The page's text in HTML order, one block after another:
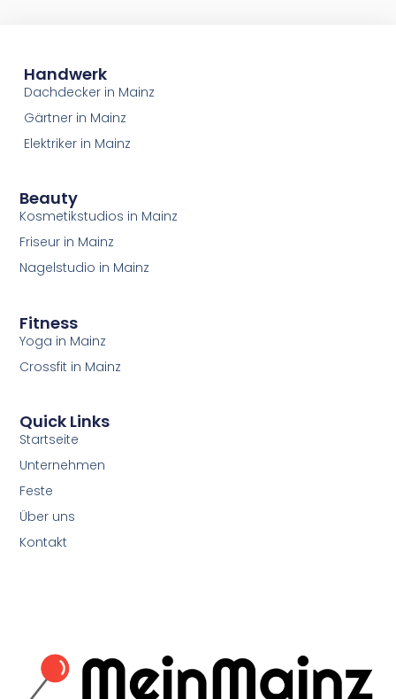
Handwerk
Dachdecker in Mainz
Gärtner in Mainz
Elektriker in Mainz
Beauty
Kosmetikstudios in Mainz
Friseur in Mainz
Nagelstudio in Mainz
Fitness
Yoga in Mainz
Crossfit in Mainz
Quick Links
Startseite
Unternehmen
Feste
Über uns
Kontakt